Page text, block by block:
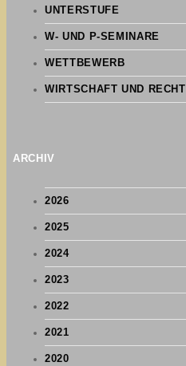
UNTERSTUFE
W- UND P-SEMINARE
WETTBEWERB
WIRTSCHAFT UND RECHT
ARCHIV
2026
2025
2024
2023
2022
2021
2020